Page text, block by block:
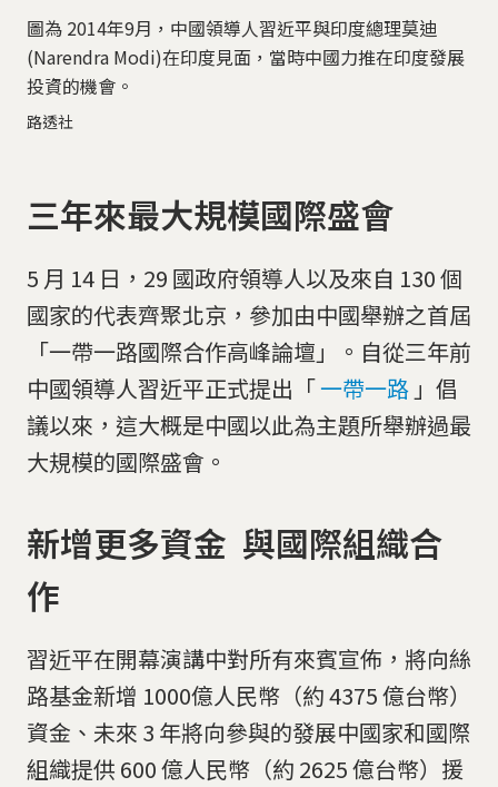
圖為 2014年9月，中國領導人習近平與印度總理莫迪
(Narendra Modi)在印度見面，當時中國力推在印度發展
投資的機會。
路透社
三年來最大規模國際盛會
5 月 14 日，29 國政府領導人以及來自 130 個
國家的代表齊聚北京，參加由中國舉辦之首屆
「一帶一路國際合作高峰論壇」。自從三年前
中國領導人習近平正式提出「一帶一路 」倡
議以來，這大概是中國以此為主題所舉辦過最
大規模的國際盛會。
新增更多資金 與國際組織合
作
習近平在開幕演講中對所有來賓宣佈，將向絲
路基金新增 1000億人民幣（約 4375 億台幣）
資金、未來 3 年將向參與的發展中國家和國際
組織提供 600 億人民幣（約 2625 億台幣）援